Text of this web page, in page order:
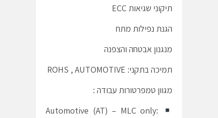
תיקוני שגיאות ECC
הגנת נפילות מתח
מנגנון אבטחה והצפנה
תמיכה בתקני: ROHS , AUTOMOTIVE
מגוון טמפרטורות עבודה :
Automotive (AT) – MLC only: